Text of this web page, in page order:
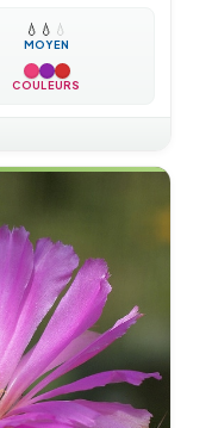
💧 💧 💧
MOYEN
COULEURS